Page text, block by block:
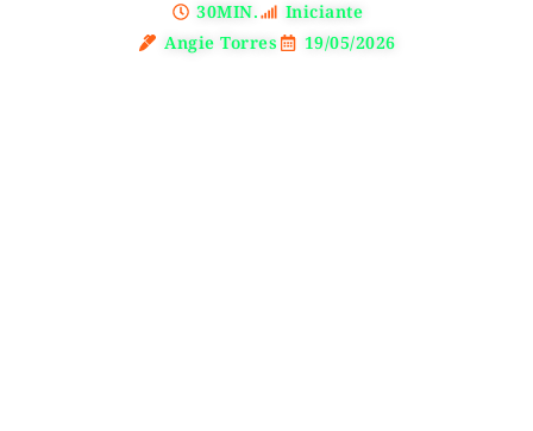
30MIN.
Iniciante
Angie Torres
19/05/2026